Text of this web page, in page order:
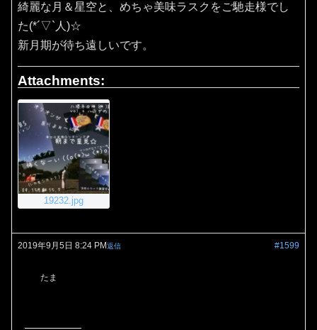
綺麗な月＆星空と、めちゃ美味ラスクをご馳走様でし
た(*´▽`人)☆
新月期が待ち遠しいです。
Attachments:
19232.jpg
2019年9月5日 8:24 PM #1599
返信
たま